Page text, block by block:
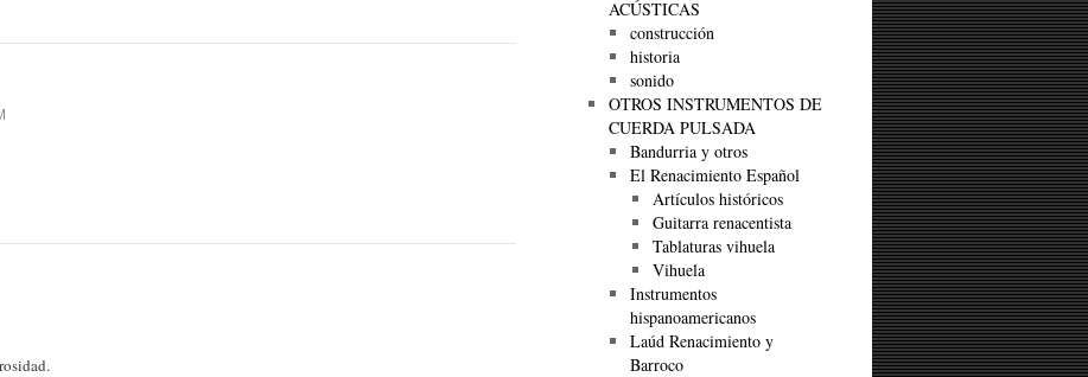
ACÚSTICAS
construcción
historia
sonido
OTROS INSTRUMENTOS DE
CUERDA PULSADA
Bandurria y otros
El Renacimiento Español
Artículos históricos
Guitarra renacentista
Tablaturas vihuela
Vihuela
Instrumentos
hispanoamericanos
Laúd Renacimiento y
Barroco